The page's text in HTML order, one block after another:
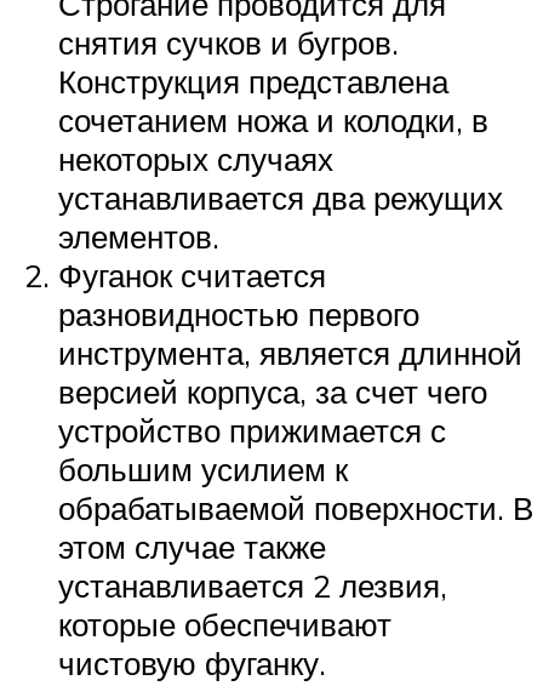
снятия сучков и бугров.
Конструкция представлена
сочетанием ножа и колодки, в
некоторых случаях
устанавливается два режущих
элементов.
Фуганок считается
разновидностью первого
инструмента, является длинной
версией корпуса, за счет чего
устройство прижимается с
большим усилием к
обрабатываемой поверхности. В
этом случае также
устанавливается 2 лезвия,
которые обеспечивают
чистовую фуганку.